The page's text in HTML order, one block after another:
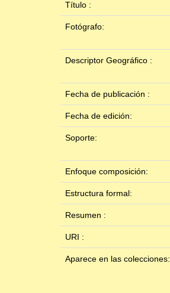
Título :
Fotógrafo:
Descriptor Geográfico :
Fecha de publicación :
Fecha de edición:
Soporte:
Enfoque composición:
Estructura formal:
Resumen :
URI :
Aparece en las colecciones: